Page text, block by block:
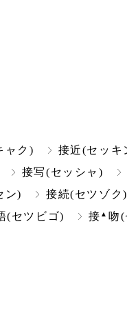
ャク) 接近(セッキ
接写(セッシャ)
ン) 接続(セツゾク)
(セツビゴ) 接 ▲吻